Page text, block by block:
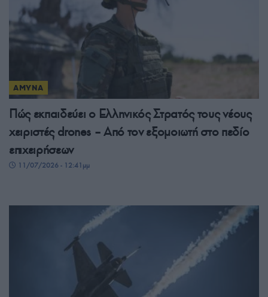
ΑΜΥΝΑ
Πώς εκπαιδεύει ο Ελληνικός Στρατός τους νέους
χειριστές drones – Από τον εξομοιωτή στο πεδίο
επιχειρήσεων
11/07/2026 - 12:41μμ